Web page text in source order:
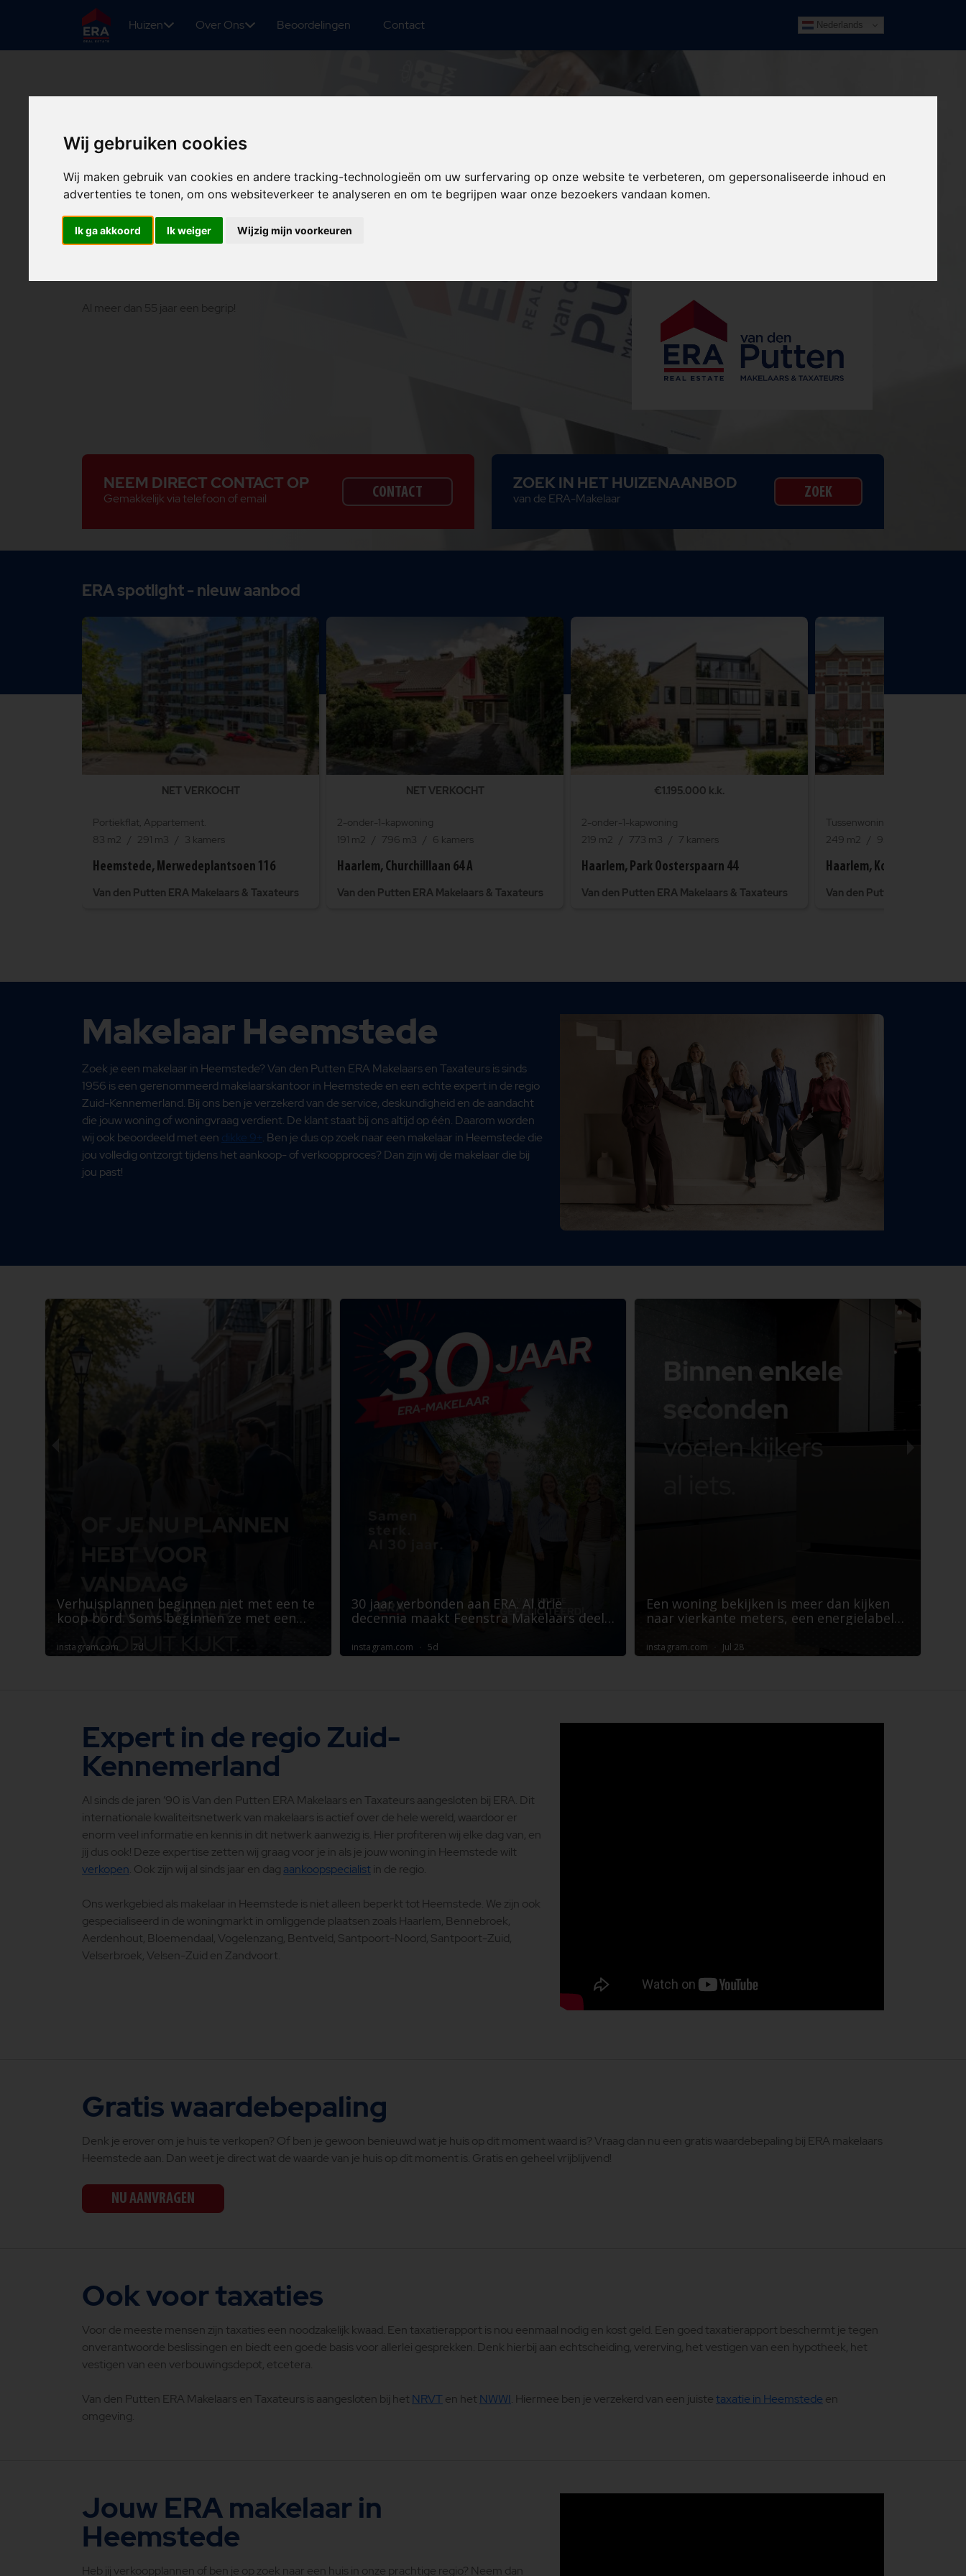
Wij gebruiken cookies
Wij maken gebruik van cookies en andere tracking-technologieën om uw surfervaring op onze website te verbeteren, om gepersonaliseerde inhoud en
advertenties te tonen, om ons websiteverkeer te analyseren en om te begrijpen waar onze bezoekers vandaan komen.
Ik ga akkoord Ik weiger Wijzig mijn voorkeuren
Huizen Over Ons Beoordelingen Contact Nederlands
Van den Putten ERA
Makelaars & Taxateurs
Al meer dan 55 jaar een begrip!
NEEM DIRECT CONTACT OP
Gemakkelijk via telefoon of email CONTACT
ZOEK IN HET HUIZENAANBOD
van de ERA-Makelaar ZOEK
ERA spotlight - nieuw aanbod
NET VERKOCHT
Portiekflat, Appartement.
83 m2
291 m3 3 kamers
Heemstede, Merwedeplantsoen 116
Van den Putten ERA Makelaars & Taxateurs
NET VERKOCHT
2-onder-1-kapwoning
191 m2
796 m3 6 kamers
Haarlem, Churchilllaan 64 A
Van den Putten ERA Makelaars & Taxateurs
€1.195.000 k.k.
2-onder-1-kapwoning
219 m2
773 m3 7 kamers
Haarlem, Park Oosterspaarn 44
Van den Putten ERA Makelaars & Taxateurs
Tussenwoning
249 m2
957 m3
Haarlem, Koninginneweg 51
Van den Putten ERA
Makelaar Heemstede
Zoek je een makelaar in Heemstede? Van den Putten ERA Makelaars en Taxateurs is sinds
1956 is een gerenommeerd makelaarskantoor in Heemstede en een echte expert in de regio
Zuid-Kennemerland. Bij ons ben je verzekerd van de service, deskundigheid en de aandacht
die jouw woning of woningvraag verdient. De klant staat bij ons altijd op één. Daarom worden
wij ook beoordeeld met een dikke 9+. Ben je dus op zoek naar een makelaar in Heemstede die
jou volledig ontzorgt tijdens het aankoop- of verkoopproces? Dan zijn wij de makelaar die bij
jou past!
Expert in de regio Zuid-
Kennemerland
Al sinds de jaren ’90 is Van den Putten ERA Makelaars en Taxateurs aangesloten bij ERA. Dit
internationale kwaliteitsnetwerk van makelaars is actief over de hele wereld, waardoor er
enorm veel informatie en kennis in dit netwerk aanwezig is. Hier profiteren wij elke dag van, en
jij dus ook! Deze expertise zetten wij graag voor je in als je jouw woning in Heemstede wilt
verkopen. Ook zijn wij al sinds jaar en dag aankoopspecialistin de regio.
Ons werkgebied als makelaar in Heemstede is niet alleen beperkt tot Heemstede. We zijn ook
gespecialiseerd in de woningmarkt in omliggende plaatsen zoals Haarlem, Bennebroek,
Aerdenhout, Bloemendaal, Vogelenzang, Bentveld, Santpoort-Noord, Santpoort-Zuid,
Velserbroek, Velsen-Zuid en Zandvoort.
Gratis waardebepaling
Denk je erover om je huis te verkopen? Of ben je gewoon benieuwd wat je huis op dit moment waard is? Vraag dan nu een gratis waardebepaling bij ERA makelaars
Heemstede aan. Dan weet je direct wat de waarde van je huis op dit moment is. Gratis en geheel vrijblijvend!
NU AANVRAGEN
Ook voor taxaties
Voor de meeste mensen zijn taxaties een noodzakelijk kwaad. Een taxatierapport is nou eenmaal nodig en kost geld. Een goed taxatierapport beschermt je tegen
onverantwoorde beslissingen en biedt een goede basis voor allerlei gesprekken. Denk hierbij aan echtscheiding, vererving, het vestigen van een hypotheek, het
vestigen van een verbouwingsdepot, etcetera.
Van den Putten ERA Makelaars en Taxateurs is aangesloten bij het NRVTen het NWWI. Hiermee ben je verzekerd van een juistetaxatie in Heemstede en
omgeving.
Jouw ERA makelaar in
Heemstede
Heb jij verkoopplannen of ben je op zoek naar een huis in onze prachtige regio? Neem dan